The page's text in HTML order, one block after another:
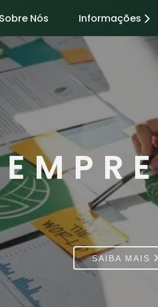
Sobre Nós Informações
SAIBA MAIS